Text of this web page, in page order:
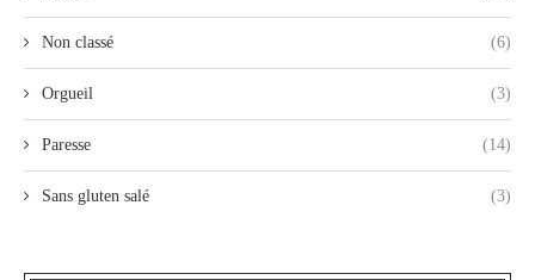
Non classé (6)
Orgueil (3)
Paresse (14)
Sans gluten salé (3)